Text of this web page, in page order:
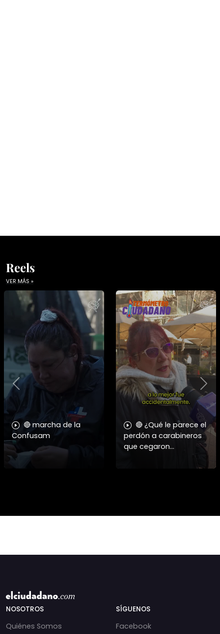
Reels
VER MÁS »
🔴 marcha de la
Confusam
🔴 ¿Qué le parece el
perdón a carabineros
que cegaron
Previous
NOSOTROS
Quiénes Somos
SÍGUENOS
Facebook